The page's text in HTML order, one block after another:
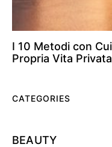
I 10 Metodi con
Propria Vita Privata
CATEGORIES
BEAUTY